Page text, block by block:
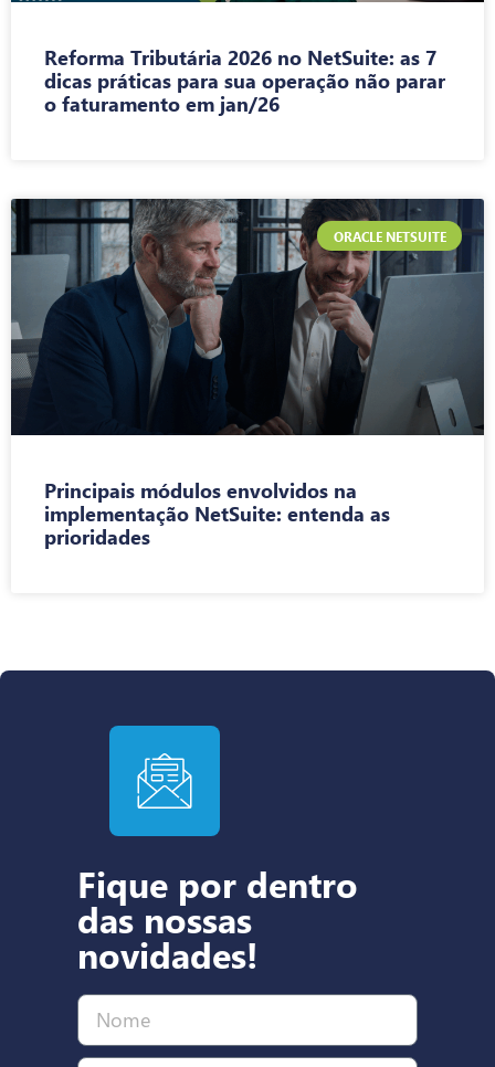
Reforma Tributária 2026 no NetSuite: as 7
dicas práticas para sua operação não parar
o faturamento em jan/26
ORACLE NETSUITE
Principais módulos envolvidos na
implementação NetSuite: entenda as
prioridades
Fique por dentro
das nossas
novidades!